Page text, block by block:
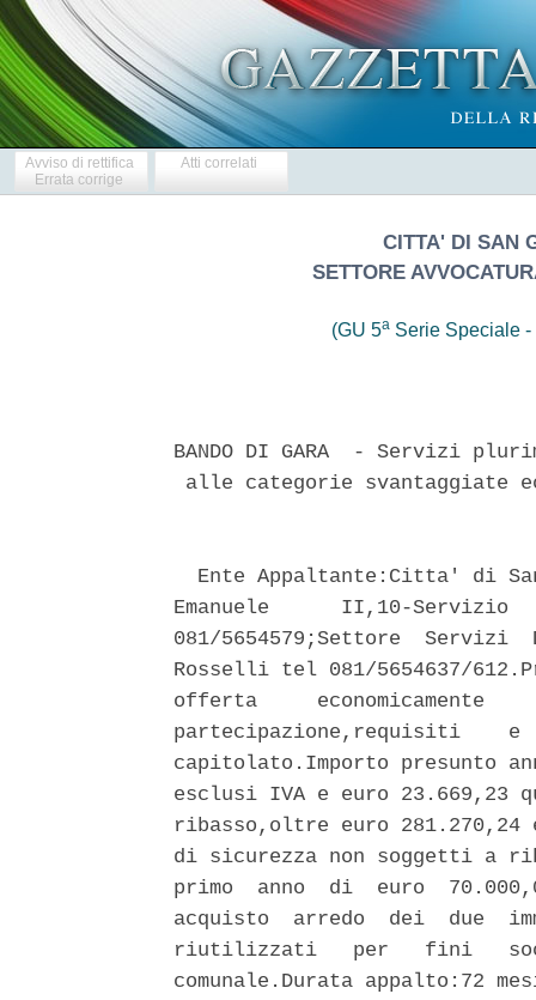
Avviso di rettifica
Errata corrige
Atti correlati
CITTA' DI SAN
SETTORE
(GU 5aSerie Speciale -
BANDO DI GARA  - Servizi
alle categorie svantaggiate
Ente Appaltante:Citta' di
Emanuele      II,10-
081/5654579;Settore
Rosselli tel 081/5654637/
offerta     economicamente
partecipazione,requisiti
capitolato.Importo presunto
esclusi IVA e euro
ribasso,oltre euro
di sicurezza non soggetti a
primo  anno  di  euro
acquisto  arredo  dei  due
riutilizzati   per   fini
comunale.Durata appalto:72